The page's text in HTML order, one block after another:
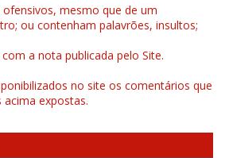
mesmo que de um
ou contenham palavrões, insultos;
a nota publicada pelo Site.
no site os comentários que
expostas.